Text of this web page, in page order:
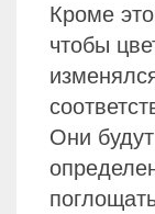
Кроме
чтобы
Они